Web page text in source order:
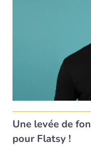
Une levée de
pour Flatsy !
Non merci, je
!